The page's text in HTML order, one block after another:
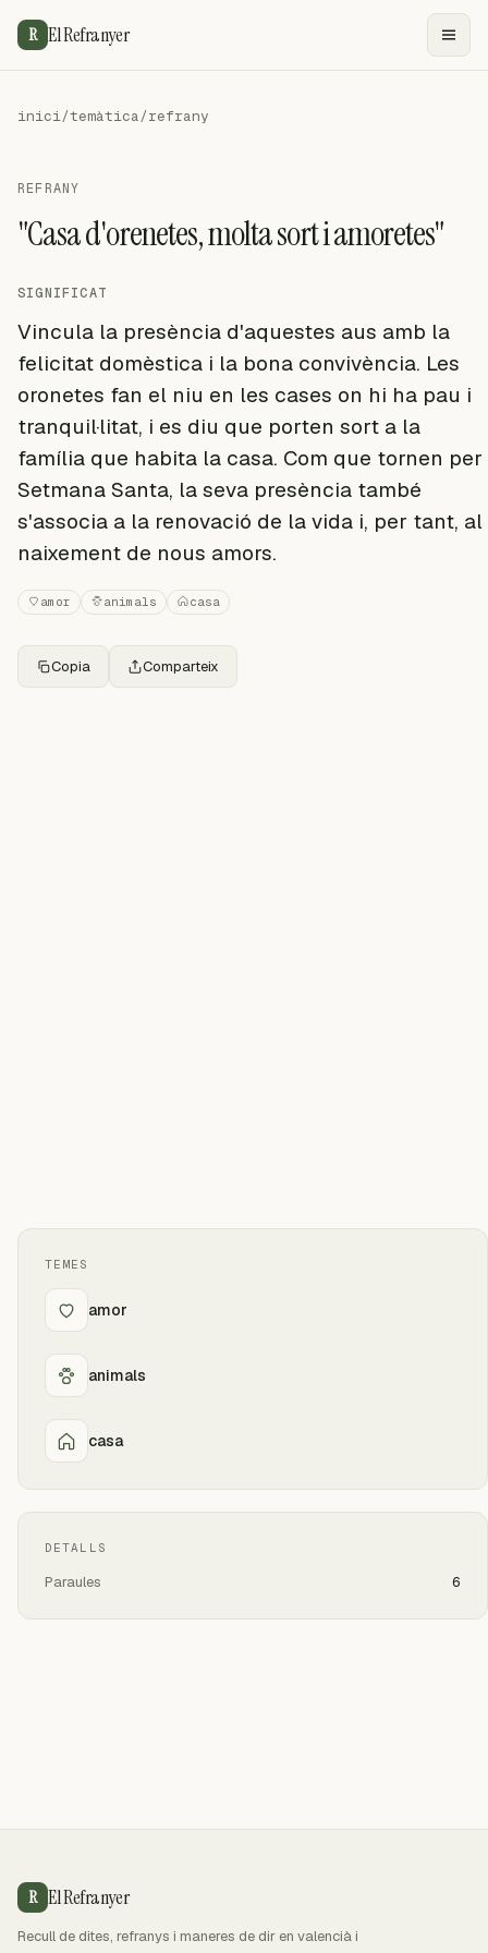
R El Refranyer
inici/temàtica/refrany
REFRANY
"Casa d'orenetes, molta sort i amoretes"
SIGNIFICAT
Vincula la presència d'aquestes aus amb la
felicitat domèstica i la bona convivència. Les
oronetes fan el niu en les cases on hi ha pau i
tranquil·litat, i es diu que porten sort a la
família que habita la casa. Com que tornen per
Setmana Santa, la seva presència també
s'associa a la renovació de la vida i, per tant, al
naixement de nous amors.
amor animals casa
Copia Comparteix
TEMES
amor
animals
casa
DETALLS
Paraules 6
R El Refranyer
Recull de dites, refranys i maneres de dir en valencià i